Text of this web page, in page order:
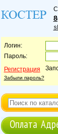
Логин:
Пароль:
Регистрация
Забыли пароль?
Оплата